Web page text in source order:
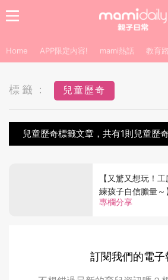
Home APP限定內容! mami熱話 教育路
標籤： 兒童歷奇
兒童歷奇標籤文章，共有1則兒童歷
專欄分享
【又驚又想玩！
練孩子自信膽量～
訂閱我們的電子